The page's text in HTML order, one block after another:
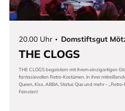
20.00 Uhr Domstiftsgut
THE CLOGS
THE CLOGS begeistern mit ihrem einzigartigen
fantasievollen Retro-Kostümen. In ihrer
Queen, Kiss, ABBA, Status Quo und mehr –
Feinsten!